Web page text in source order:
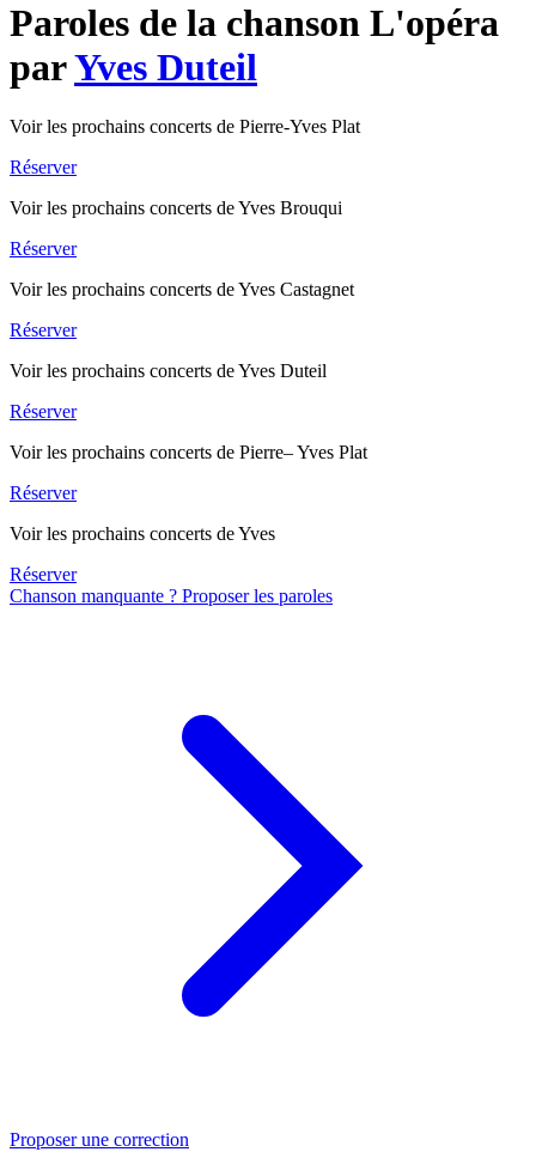
Paroles de la chanson L'opéra
parYves Duteil
Voir les prochains concerts de Pierre-Yves Plat
Réserver
Voir les prochains concerts de Yves Brouqui
Réserver
Voir les prochains concerts de Yves Castagnet
Réserver
Voir les prochains concerts de Yves Duteil
Réserver
Voir les prochains concerts de Pierre– Yves Plat
Réserver
Voir les prochains concerts de Yves
Réserver
Chanson manquante ? Proposer les paroles
Proposer une correction